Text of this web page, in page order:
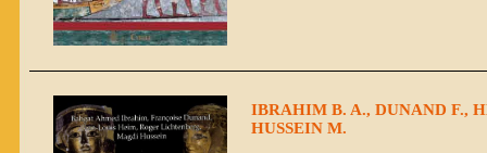
IBRAHIM B. A., DUNAND F.,
HUSSEIN M.